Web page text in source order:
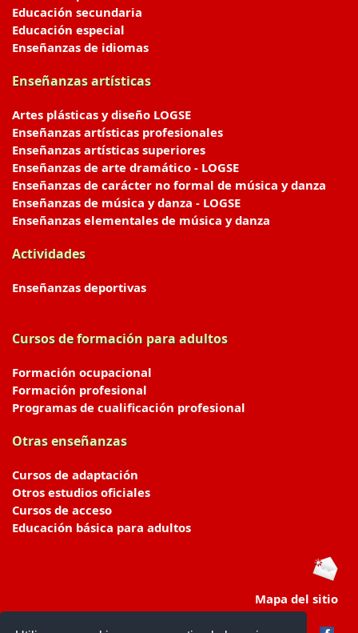
Educación secundaria
Educación especial
Enseñanzas de idiomas
Enseñanzas artísticas
Artes plásticas y diseño LOGSE
Enseñanzas artísticas profesionales
Enseñanzas artísticas superiores
Enseñanzas de arte dramático - LOGSE
Enseñanzas de carácter no formal de música y danza
Enseñanzas de música y danza - LOGSE
Enseñanzas elementales de música y danza
Actividades
Enseñanzas deportivas
Cursos de formación para adultos
Formación ocupacional
Formación profesional
Programas de cualificación profesional
Otras enseñanzas
Cursos de adaptación
Otros estudios oficiales
Cursos de acceso
Educación básica para adultos
Mapa del sitio